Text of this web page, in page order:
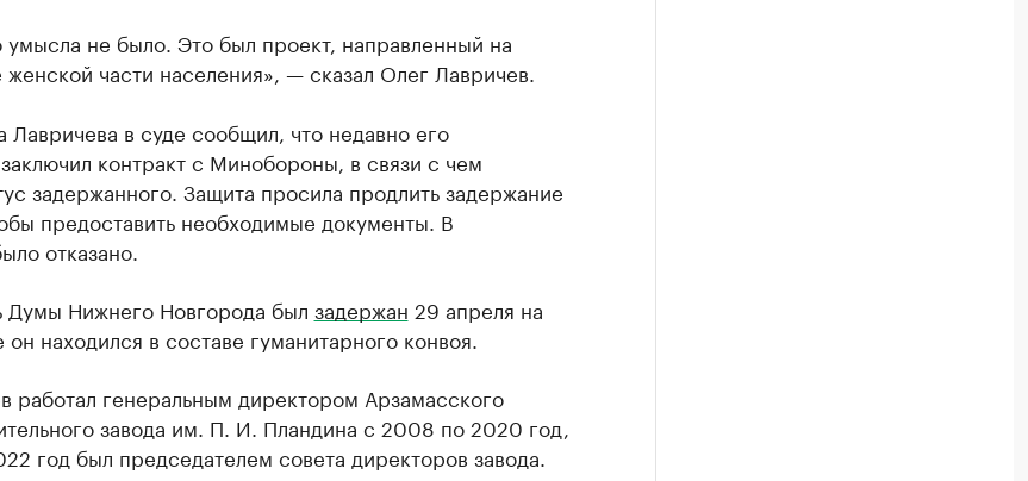
умысла не было. Это был проект, направленный на
части населения», — сказал Олег Лавричев.
Лавричева в суде сообщил, что недавно его
контракт с Минобороны, в связи с чем
задержанного. Защита просила продлить задержание
предоставить необходимые документы. В
отказано.
Думы Нижнего Новгорода был задержан 29 апреля на
находился в составе гуманитарного конвоя.
работал генеральным директором Арзамасского
завода им. П. И. Пландина с 2008 по 2020 год,
год был председателем совета директоров завода.